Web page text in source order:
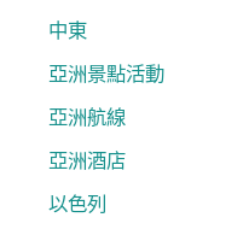
中東
亞洲景點活動
亞洲航線
亞洲酒店
以色列